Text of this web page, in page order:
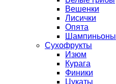
Вешенки
Лисички
Опята
Шампиньоны
Сухофрукты
Изюм
Курага
Финики
Цукаты